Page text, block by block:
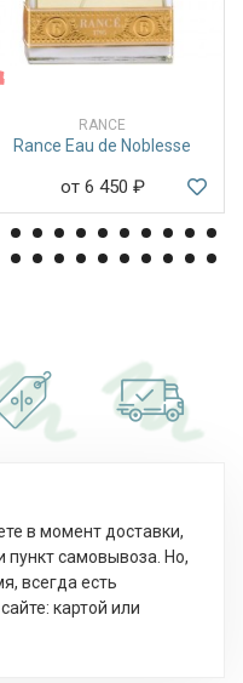
RANCE
Rance Eau de Noblesse
от 6 450 ₽
в момент доставки,
пункт самовывоза. Но,
всегда есть
картой или